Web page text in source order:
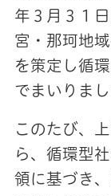
年３月３１
宮・那珂地
を策定し循
でまいりまし
このたび、
ら、循環型
領に基づき